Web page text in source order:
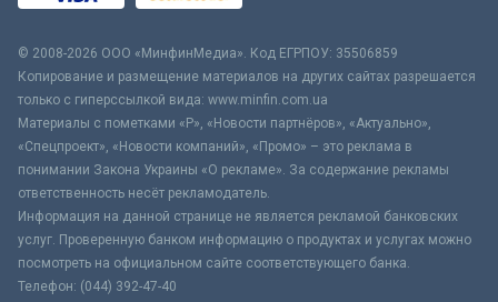
© 2008-2026 ООО «МинфинМедиа». Код ЕГРПОУ: 35506859
Копирование и размещение материалов на других сайтах разрешается
только с гиперссылкой вида: www.minfin.com.ua
Материалы с пометками «Р», «Новости партнёров», «Актуально»,
«Спецпроект», «Новости компаний», «Промо» – это реклама в
понимании Закона Украины «О рекламе». За содержание рекламы
ответственность несёт рекламодатель.
Информация на данной странице не является рекламой банковских
услуг. Проверенную банком информацию о продуктах и услугах можно
посмотреть на официальном сайте соответствующего банка.
Телефон: (044) 392-47-40